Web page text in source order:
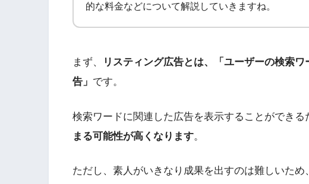
的な料金などについて解説していきますね。
まず、
リスティング広告とは、「ユーザーの検索
告」 です。
検索ワードに関連した広告を表示することができる
まる可能性が高くなります。
ただし、素人がいきなり成果を出すのは難しいた